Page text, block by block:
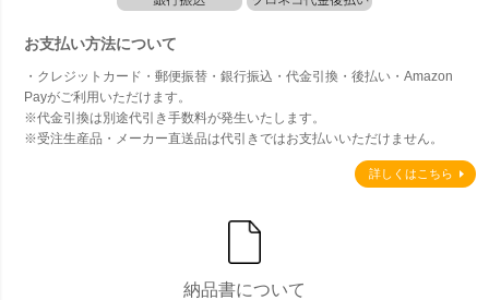
お支払い方法について
・クレジットカード・郵便振替・銀行振込・代金引換・後払い・Amazon
Payがご利用いただけます。
※代金引換は別途代引き手数料が発生いたします。
※受注生産品・メーカー直送品は代引きではお支払いいただけません。
詳しくはこちら
納品書について